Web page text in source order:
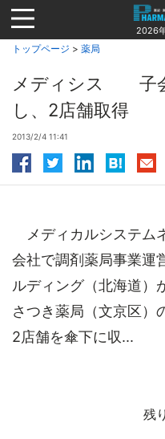
Jump
to
navigation
2026
トップページ > 薬局
メディシス 子会
し、2店舗取得
2013/2/4 11:41
メディカルシステム
会社で調剤薬局事業運
ルディング（北海道）
さつき薬局（文京区）
2店舗を傘下に収...
残